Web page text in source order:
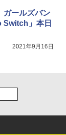
ガールズバン
Switch」本日
2021年9月16日